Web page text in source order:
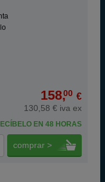
158,00 €
130,58 € iva ex
EN 48 HORAS
comprar >